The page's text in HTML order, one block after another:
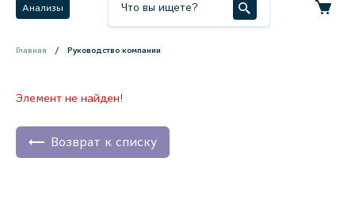
Анализы
Главная Руководство компании
Элемент не найден!
Возврат к списку